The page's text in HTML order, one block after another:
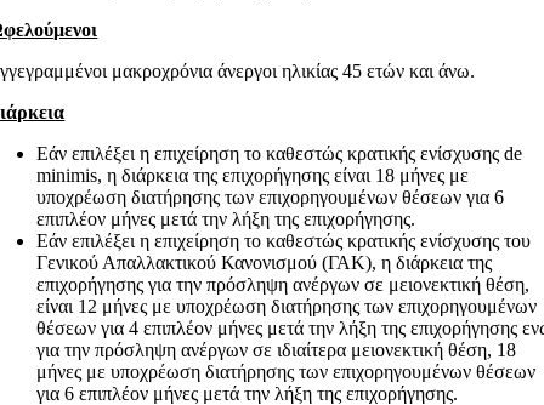
μακροχρόνια άνεργοι ηλικίας 45 ετών και άνω.
Εάν επιλέξει η επιχείρηση το καθεστώς κρατικής ενίσχυσης de
minimis, η διάρκεια της επιχορήγησης είναι 18 μήνες με
υποχρέωση διατήρησης των επιχορηγουμένων θέσεων για 6
επιπλέον μήνες μετά την λήξη της επιχορήγησης.
Εάν επιλέξει η επιχείρηση το καθεστώς κρατικής ενίσχυσης του
Γενικού Απαλλακτικού Κανονισμού (ΓΑΚ), η διάρκεια της
επιχορήγησης για την πρόσληψη ανέργων σε μειονεκτική θέση,
είναι 12 μήνες με υποχρέωση διατήρησης των επιχορηγουμένων
θέσεων για 4 επιπλέον μήνες μετά την λήξη της επιχορήγησης
για την πρόσληψη ανέργων σε ιδιαίτερα μειονεκτική θέση, 18
μήνες με υποχρέωση διατήρησης των επιχορηγουμένων θέσεων
για 6 επιπλέον μήνες μετά την λήξη της επιχορήγησης.